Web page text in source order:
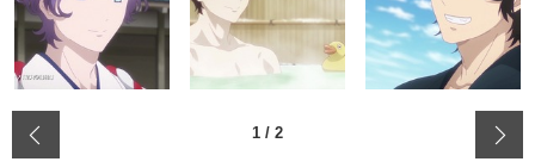
1 / 2